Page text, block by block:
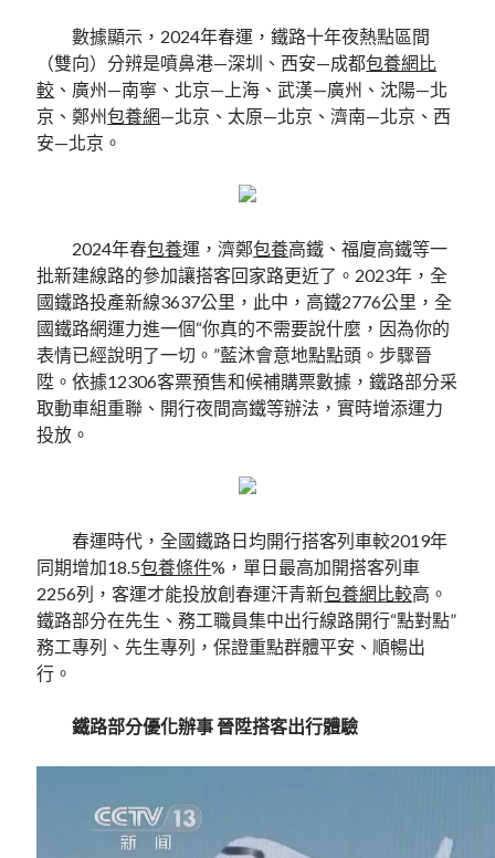
數據顯示，2024年春運，鐵路十年夜熱點區間
（雙向）分辨是噴鼻港—深圳、西安—成都包養網比
較 、廣州—南寧、北京—上海、武漢—廣州、沈陽—北
京、鄭州包養網—北京、太原—北京、濟南—北京、西
安—北京。
2024年春包養運，濟鄭包養高鐵、福廈高鐵等一
批新建線路的參加讓搭客回家路更近了。2023年，全
國鐵路投產新線3637公里，此中，高鐵2776公里，全
國鐵路網運力進一個“你真的不需要說什麼，因為你的
表情已經說明了一切。”藍沐會意地點點頭。步驟晉
陞。依據12306客票預售和候補購票數據，鐵路部分采
取動車組重聯、開行夜間高鐵等辦法，實時增添運力
投放。
春運時代，全國鐵路日均開行搭客列車較2019年
同期增加18.5包養條件%，單日最高加開搭客列車
2256列，客運才能投放創春運汗青新包養網比較高。
鐵路部分在先生、務工職員集中出行線路開行“點對點”
務工專列、先生專列，保證重點群體平安、順暢出
行。
鐵路部分優化辦事 晉陞搭客出行體驗